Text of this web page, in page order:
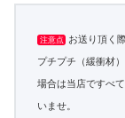
注意点
お送り頂く
プチプチ（緩衝材
場合は当店ですべ
いませ。